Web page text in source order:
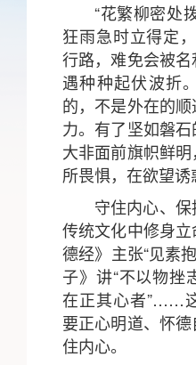
“花繁柳密处
狂雨急时立得定
行路，难免会被
遇种种起伏波折
的，不是外在的
力。有了坚如磐
大非面前旗帜鲜
所畏惧，在欲望诱
守住内心、
传统文化中修身
德经》主张“见素
子》讲“不以物挫
在正其心者”……
要正心明道、怀
住内心。